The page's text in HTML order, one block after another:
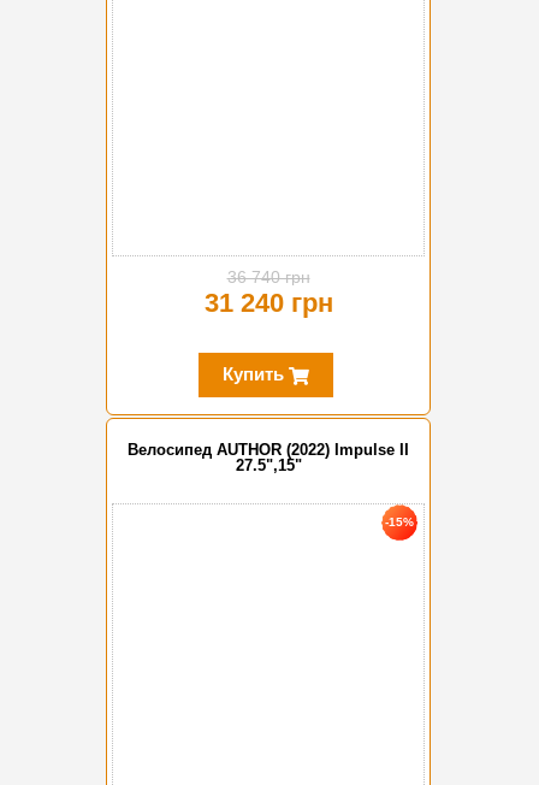
36 740 грн
31 240 грн
Купить
Велосипед AUTHOR (2022) Impulse II
27.5",15"
-15%